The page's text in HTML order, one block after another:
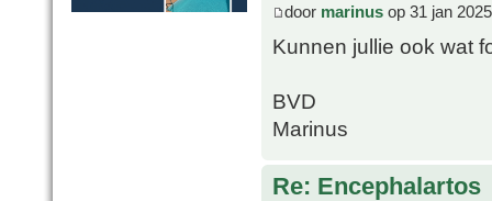
door marinus op 31 jan
Kunnen jullie ook wat
BVD
Marinus
Re: Encephalartos